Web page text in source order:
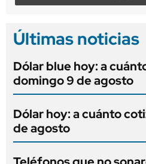
Últimas noticias
Dólar blue hoy: a
domingo 9 de agosto
Dólar hoy: a cuánto
de agosto